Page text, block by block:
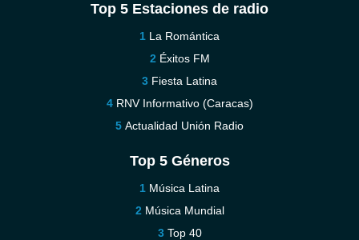
Top 5 Estaciones de radio
La Romántica
Éxitos FM
Fiesta Latina
RNV Informativo (Caracas)
Actualidad Unión Radio
Top 5 Géneros
Música Latina
Música Mundial
Top 40